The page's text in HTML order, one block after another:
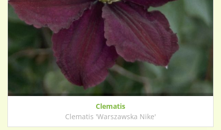
Clematis
Clematis 'Warszawska Nike'